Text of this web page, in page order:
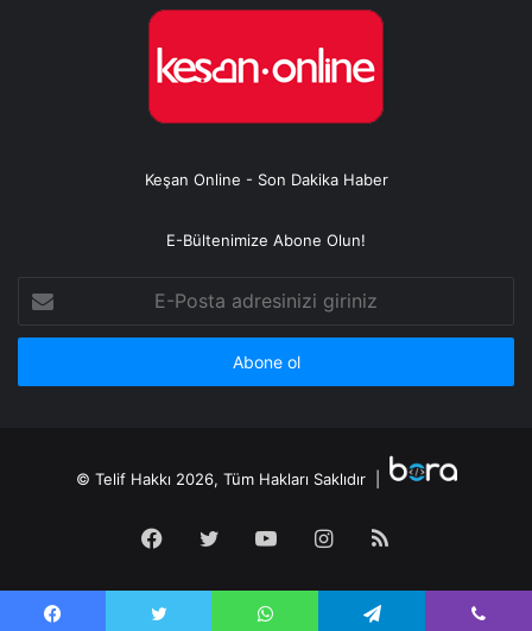
Keşan Online - Son Dakika Haber
E-Bültenimize Abone Olun!
Posta
adresinizi
© Telif Hakkı 2026, Tüm Hakları Saklıdır |
Facebook
TwitterYouTubeInstagram
RSS